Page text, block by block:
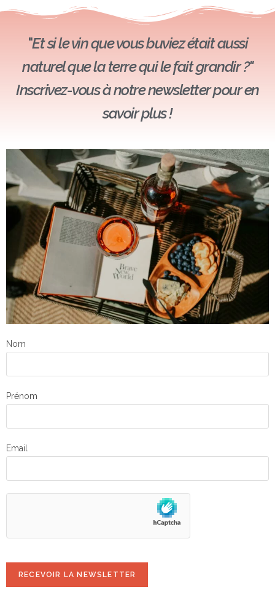
"Et si le vin que vous buviez était aussi
naturel que la terre qui le fait grandir ?"
Inscrivez-vous à notre newsletter pour en
savoir plus !
Nom
Prénom
Email